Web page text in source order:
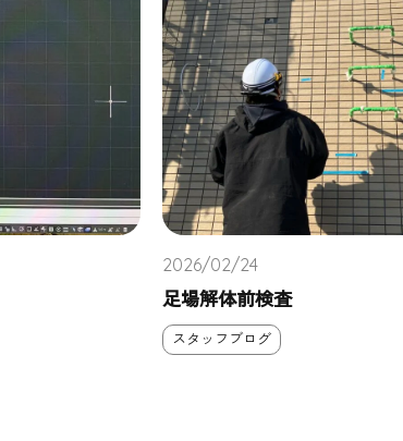
2026/02/24
足場解体前検査
スタッフブログ